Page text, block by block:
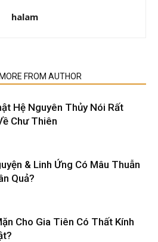
halam
MORE FROM AUTHOR
Hệ Nguyên Thủy Nói Rất
Chư Thiên
& Linh Ứng Có Mâu Thuẫn
Quả?
Cho Gia Tiên Có Thất Kính